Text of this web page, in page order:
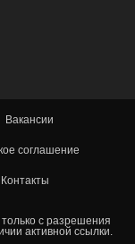
Вакансии
соглашение
Контакты
с разрешения
активной ссылки.